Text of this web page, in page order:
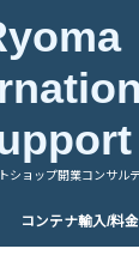
ショップ開業コンサル
コンテナ輸入/料金